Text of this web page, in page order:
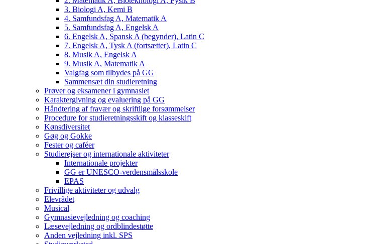
3. Biologi A, Kemi B
4. Samfundsfag A, Matematik A
5. Samfundsfag A, Engelsk A
6. Engelsk A, Spansk A (begynder), Latin C
7. Engelsk A, Tysk A (fortsætter), Latin C
8. Musik A, Engelsk A
9. Musik A, Matematik A
Valgfag som tilbydes på GG
Sammensæt din studieretning
Prøver og eksamener i gymnasiet
Karaktergivning og evaluering på GG
Håndtering af fravær og skriftlige forsømmelser
Procedure for studieretningsskift og klasseskift
Kønsdiversitet
Gøg og Gokke
Fester og caféer
Studierejser og internationale aktiviteter
Internationale projekter
GG er UNESCO-verdensmålsskole
EPAS
Frivillige aktiviteter og udvalg
Elevrådet
Musical
Gymnasievejledning og coaching
Læsevejledning og ordblindestøtte
Anden vejledning inkl. SPS